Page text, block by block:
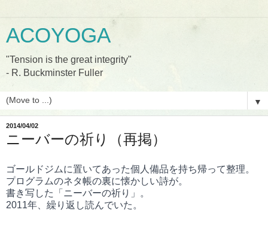
ACOYOGA
"Tension is the great integrity"
- R. Buckminster Fuller
▼
2014/04/02
ニーバーの祈り（再掲）
ゴールドジムに置いてあった個人備品を持ち帰って整理。
プログラ ムのネタ帳の裏に懐かしい詩が。
書き写した「ニーバーの祈り」。
2011年、繰り返し読んでいた。